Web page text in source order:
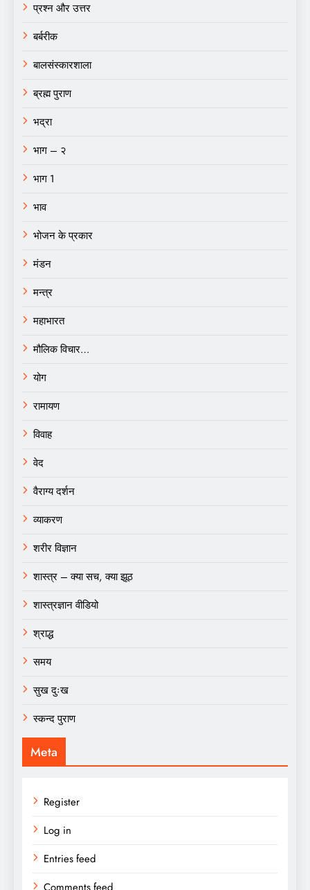
प्रश्न और उत्तर
बर्बरीक
बालसंस्कारशाला
ब्रह्म पुराण
भद्रा
भाग – २
भाग 1
भाव
भोजन के प्रकार
मंडन
मन्त्र
महाभारत
मौलिक विचार…
योग
रामायण
विवाह
वेद
वैराग्य दर्शन
व्याकरण
शरीर विज्ञान
शास्त्र – क्या सच, क्या झूठ
शास्त्रज्ञान वीडियो
श्राद्ध
समय
सुख दुःख
स्कन्द पुराण
Meta
Register
Log in
Entries feed